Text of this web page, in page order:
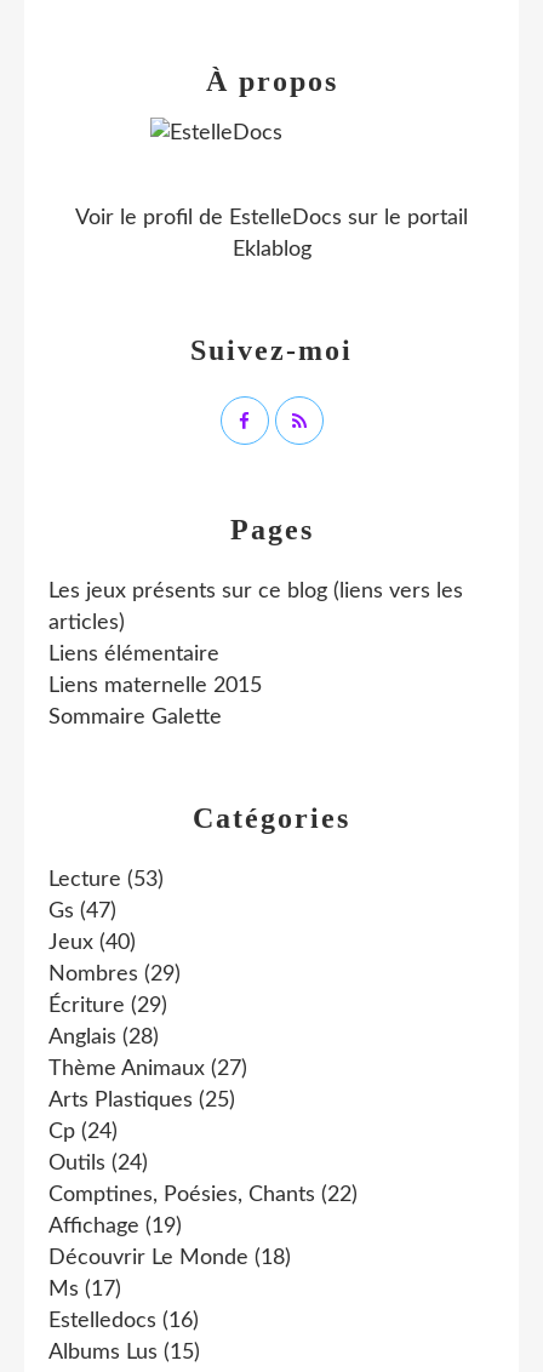
Catégories
Lecture (53)
Gs (47)
Jeux (40)
Nombres (29)
Écriture (29)
Anglais (28)
Thème Animaux (27)
Arts Plastiques (25)
Cp (24)
Outils (24)
Comptines, Poésies, Chants (22)
Affichage (19)
Découvrir Le Monde (18)
Ms (17)
Estelledocs (16)
Albums Lus (15)
Pages
Les jeux présents sur ce blog (liens vers les
articles)
Liens élémentaire
Liens maternelle 2015
Sommaire Galette
Suivez-moi
À propos
Voir le profil de EstelleDocs sur le portail
Eklablog